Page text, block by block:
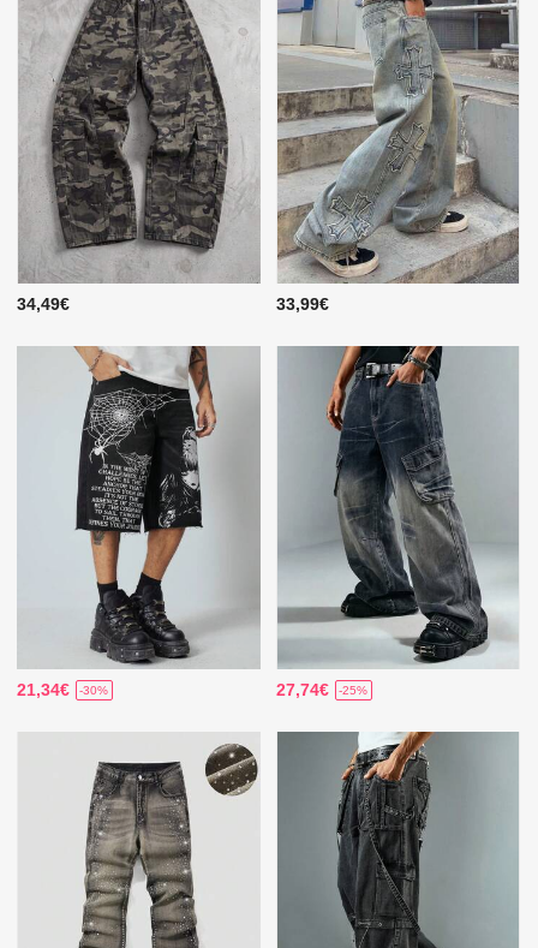
34,49€ 33,99€
21,34€ -30% 27,74€ -25%